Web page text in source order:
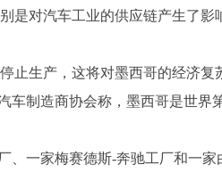
是对汽车工业的供应链产生了影
止生产，这将对墨西哥的经济
车制造商协会称，墨西哥是世界
、一家梅赛德斯-奔驰工厂和一